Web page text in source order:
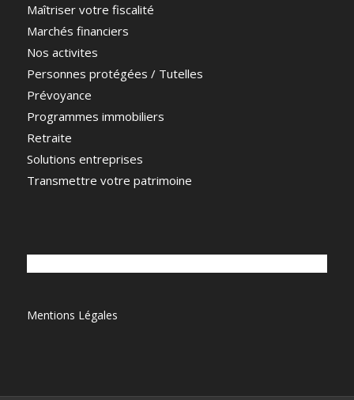
Maîtriser votre fiscalité
Marchés financiers
Nos activites
Personnes protégées / Tutelles
Prévoyance
Programmes immobiliers
Retraite
Solutions entreprises
Transmettre votre patrimoine
Mentions Légales